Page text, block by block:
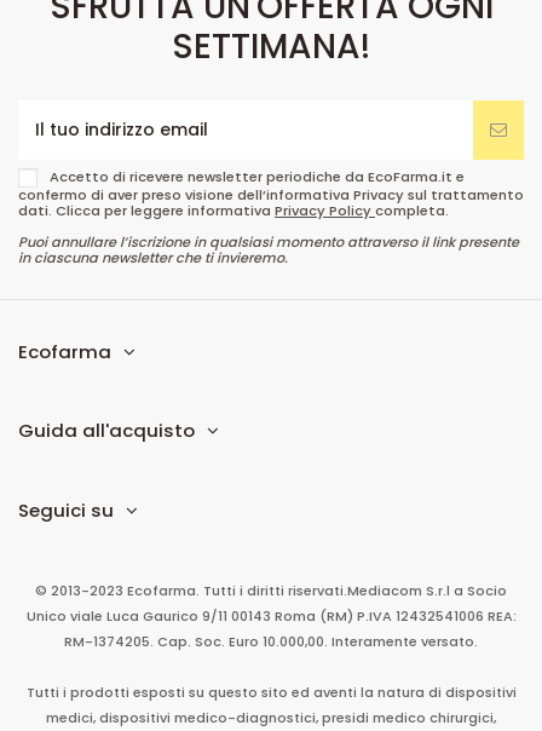
SETTIMANA!
Accetto di ricevere newsletter periodiche da EcoFarma.it e
confermo di aver preso visione dell’informativa Privacy sul trattamento
dati. Clicca per leggere informativa Privacy Policycompleta.
Puoi annullare l’iscrizione in qualsiasi momento attraverso il link presente
in ciascuna newsletter che ti invieremo.
Ecofarma
Guida all'acquisto
Seguici su
© 2013-2023 Ecofarma. Tutti i diritti riservati.Mediacom S.r.l a Socio
Unico viale Luca Gaurico 9/11 00143 Roma (RM) P.IVA 12432541006 REA:
RM-1374205. Cap. Soc. Euro 10.000,00. Interamente versato.
Tutti i prodotti esposti su questo sito ed aventi la natura di dispositivi
medici, dispositivi medico-diagnostici, presidi medico chirurgici,